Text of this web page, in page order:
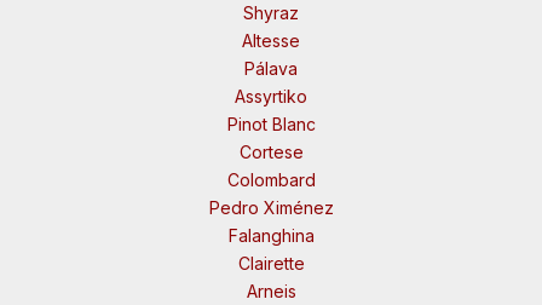
Shyraz
Altesse
Pálava
Assyrtiko
Pinot Blanc
Cortese
Colombard
Pedro Ximénez
Falanghina
Clairette
Arneis